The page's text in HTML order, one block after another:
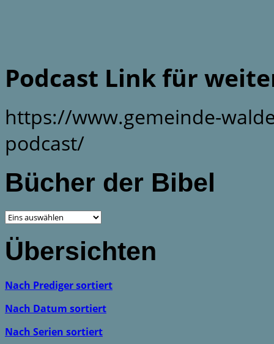
Podcast Link für
https://www.gemeinde-
podcast/
Bücher der Bibel
Übersichten
Nach Prediger sortiert
Nach Datum sortiert
Nach Serien sortiert